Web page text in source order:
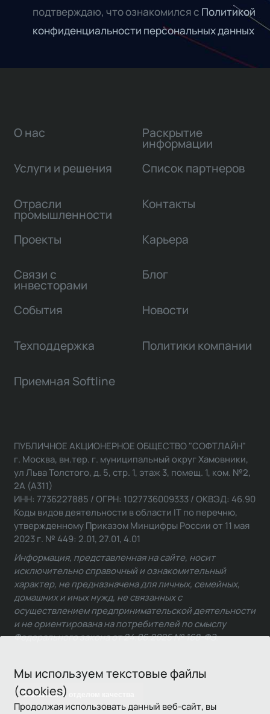
подтверждаю, что ознакомился с Политикой
конфиденциальности персональных данных
Мы используем текстовые файлы
(cookies)
Продолжая использовать данный веб-сайт, вы
О нас
Услуги и решения
Отрасли
промышленности
Проекты
Связи с
инвесторами
Раскрытие
информации
Список партнеров
Контакты
Карьера
Блог
События Новости
Техподдержка Политики компании
Приемная Softline
Связаться с отделом качества
ПУБЛИЧНОЕ АКЦИОНЕРНОЕ ОБЩЕСТВО "СОФТЛАЙН"
г. Москва, вн.тер. г. муниципальный округ Хамовники,
ул Льва Толстого, д. 5, стр. 1, этаж 3, помещ. 1, ком. №2,
2А (А311)
ИНН: 7736227885 / ОГРН: 1027736009333 / ОКВЭД: 46.90
Коды видов деятельности в области IT по перечню,
утвержденному Приказом Минцифры России от 11 мая
2023 г. № 449: 2.01, 27.01, 4.01
Информация, представленная на сайте, носит
исключительно справочный и ознакомительный
характер, не предназначена для личных, семейных,
домашних и иных нужд, не связанных с
осуществлением предпринимательской деятельности
и не ориентирована на потребителей по смыслу
Федерального закона от 24.06.2025 № 168-ФЗ.